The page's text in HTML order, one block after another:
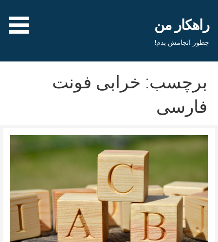
محتواراهکار من
چطور انجامش بدم!
برچسب: خرابی فونت
فارسی